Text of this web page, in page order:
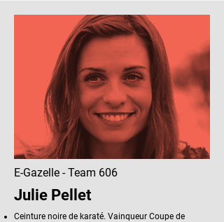
E-Gazelle - Team 606
Julie Pellet
Ceinture noire de karaté. Vainqueur Coupe de